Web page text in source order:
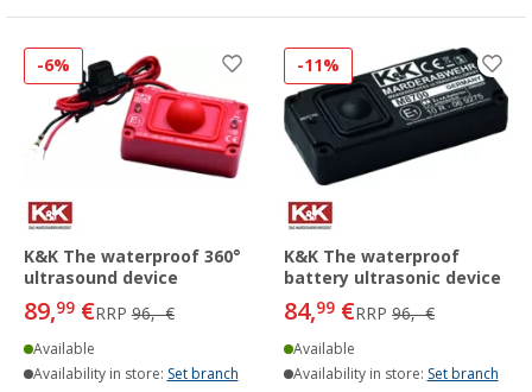
-6%
K&K The waterproof 360°
ultrasound device
89,99 €RRP 96,- €
Available
Availability in store: Set branch
-11%
K&K The waterproof
battery ultrasonic device
84,99 €RRP 96,- €
Available
Availability in store: Set branch